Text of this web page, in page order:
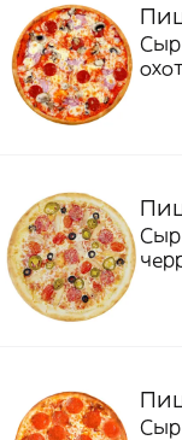
Сыр
Сыр
Сыр